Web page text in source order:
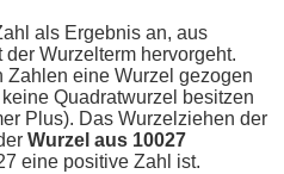
als Ergebnis an, aus
Wurzelterm hervorgeht.
Zahlen eine Wurzel gezogen
Quadratwurzel besitzen
Plus). Das Wurzelziehen der
Wurzel aus 10027
eine positive Zahl ist.